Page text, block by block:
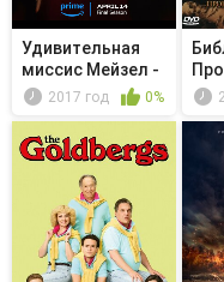
Удивительная
миссис Мейзел -
All Alone
2017 год 0%